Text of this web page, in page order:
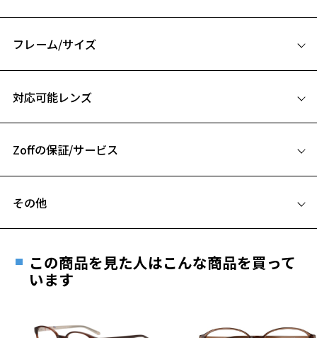
お気に入りに追加済です。
知的かつキレイめなのに、どこか遊び心ある印象を与えてくれるシリ
ーズ。
リラックスな着こなしや、ややラフなスタイルに合わせてもバランス
またシンプルながら洗練された知的な印象を演出できるブローには、
フレーム/サイズ
B ブリッジ(鼻部分)の横幅：18mm
対応可能レンズ
フレームとレンズの合計料金を知りたい方へ
Zoffの保証/サービス
安心1 フレーム１年間品質保証
きます。
その他
ご希望のお客さまは、「レンズ交換券」をお選びのうえ、
最寄りのZoff実店舗にてレンズをお買い求めください。
※サングラスやパッケージ品では「レンズ交換券」はお選び
談ください。
この商品を見た人はこんな商品を買って
います